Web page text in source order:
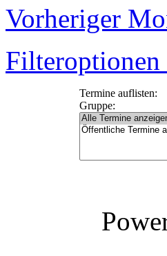
Vorheriger
Filteroptionen
Termine auflisten:
Gruppe: